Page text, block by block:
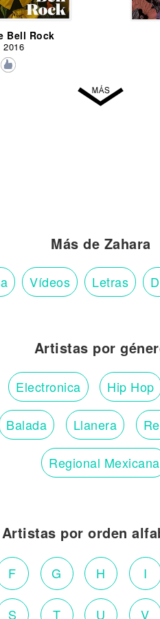
Bell Rock
2016
Más de Zahara
Vídeos Letras
Artistas por
Electronica Hip Hop
Balada Llanera
Regional Mexicana
Artistas por orden
F G H I
S T U V